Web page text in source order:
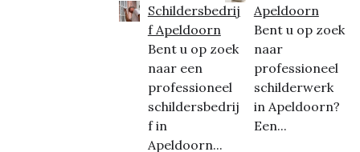
Schildersbedrij
f Apeldoorn
Bent u op zoek
naar een
professioneel
schildersbedrij
f in
Apeldoorn...
Apeldoorn
Bent u op zoek
naar
professioneel
schilderwerk
in Apeldoorn?
Een...